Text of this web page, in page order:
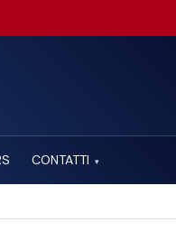
CONTATTI ▾